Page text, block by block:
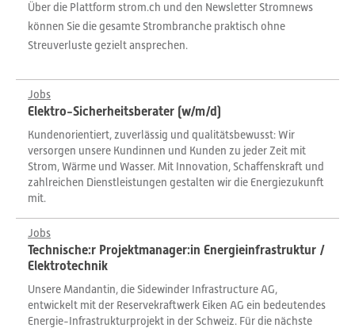
Über die Plattform strom.ch und den Newsletter Stromnews
können Sie die gesamte Strombranche praktisch ohne
Streuverluste gezielt ansprechen.
Jobs
Elektro-Sicherheitsberater (w/m/d)
Kundenorientiert, zuverlässig und qualitätsbewusst: Wir
versorgen unsere Kundinnen und Kunden zu jeder Zeit mit
Strom, Wärme und Wasser. Mit Innovation, Schaffenskraft und
zahlreichen Dienstleistungen gestalten wir die Energiezukunft
mit.
Jobs
Technische:r Projektmanager:in Energieinfrastruktur /
Elektrotechnik
Unsere Mandantin, die Sidewinder Infrastructure AG,
entwickelt mit der Reservekraftwerk Eiken AG ein bedeutendes
Energie-Infrastrukturprojekt in der Schweiz. Für die nächste